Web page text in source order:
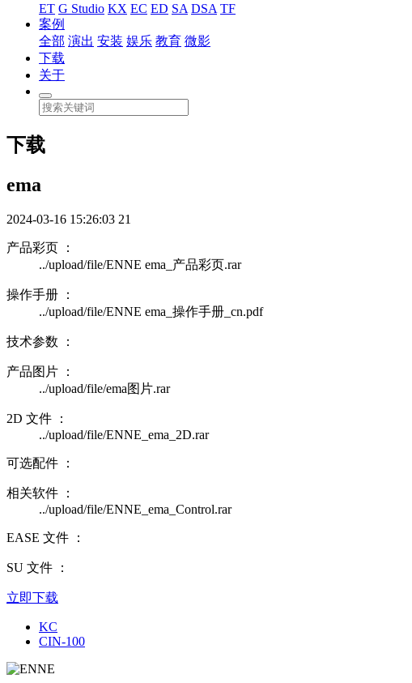
ET G Studio KX EC ED SA DSA TF
案例
全部 演出 安装 娱乐 教育 微影
下载
关于
下载
ema
2024-03-16 15:26:03 21
产品彩页 ：
../upload/file/ENNE ema_产品彩页.rar
操作手册 ：
../upload/file/ENNE ema_操作手册_cn.pdf
技术参数 ：
产品图片 ：
../upload/file/ema图片.rar
2D 文件 ：
../upload/file/ENNE_ema_2D.rar
可选配件 ：
相关软件 ：
../upload/file/ENNE_ema_Control.rar
EASE 文件 ：
SU 文件 ：
立即下载
KC
CIN-100